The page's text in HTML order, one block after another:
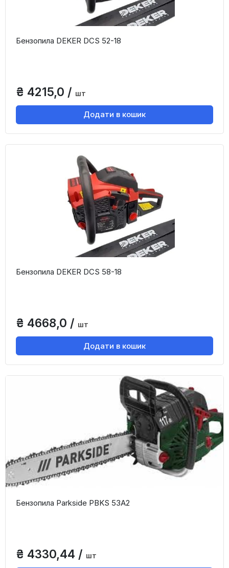
Бензопила DEKER DCS 52-18
₴ 4215,0 / шт
Додати в кошик
Бензопила DEKER DCS 58-18
₴ 4668,0 / шт
Додати в кошик
Бензопила Parkside PBKS 53A2
₴ 4330,44 / шт